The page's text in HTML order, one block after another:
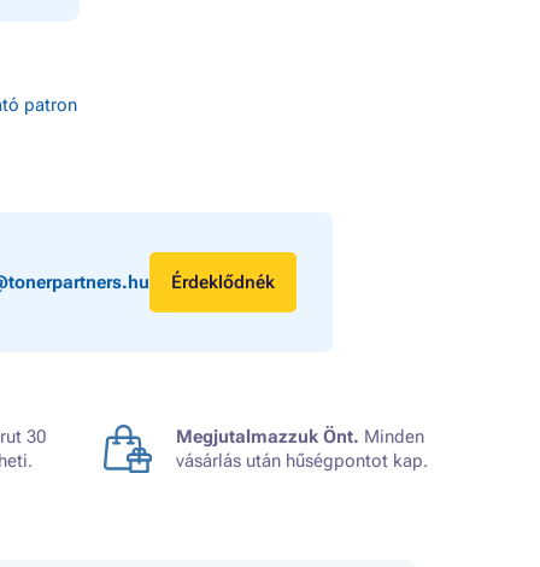
patron
Érdeklődnék
30
Megjutalmazzuk Önt. Minden
vásárlás után hűségpontot kap.